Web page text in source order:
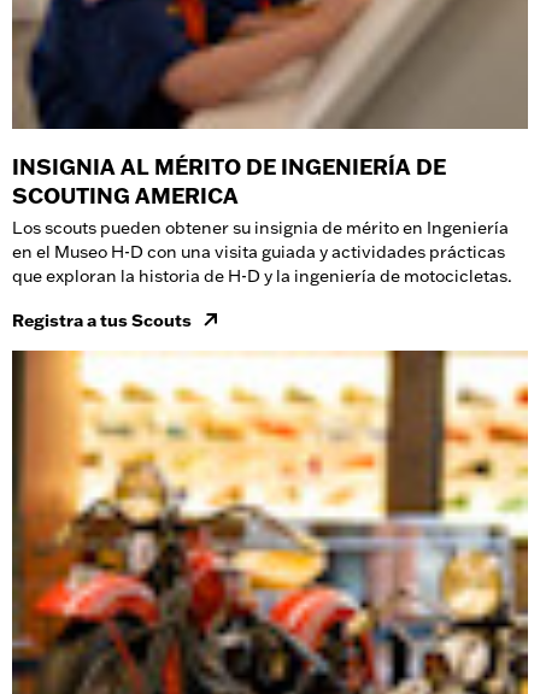
INSIGNIA AL MÉRITO DE INGENIERÍA DE
SCOUTING AMERICA
Los scouts pueden obtener su insignia de mérito en Ingeniería
en el Museo H-D con una visita guiada y actividades prácticas
que exploran la historia de H-D y la ingeniería de motocicletas.
Registra a tus Scouts